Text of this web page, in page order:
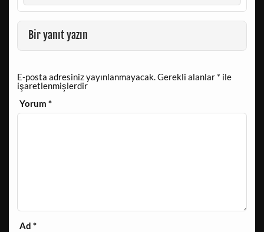
Bir yanıt yazın
E-posta adresiniz yayınlanmayacak.Gerekli alanlar * ile
işaretlenmişlerdir
Yorum*
Ad*